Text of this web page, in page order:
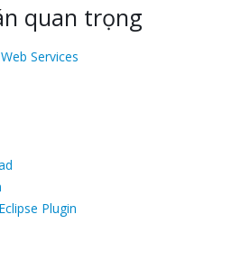
quan trọng
Services
Plugin